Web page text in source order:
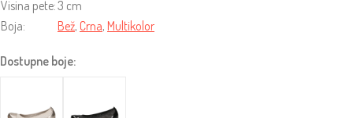
Visina pete:3 cm
Boja:
Bež, Crna, Multikolor
Dostupne boje: